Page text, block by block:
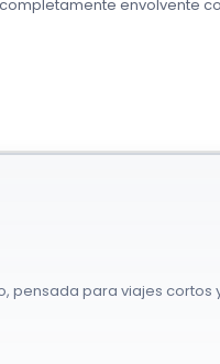
envolvente
pensada para viajes cortos